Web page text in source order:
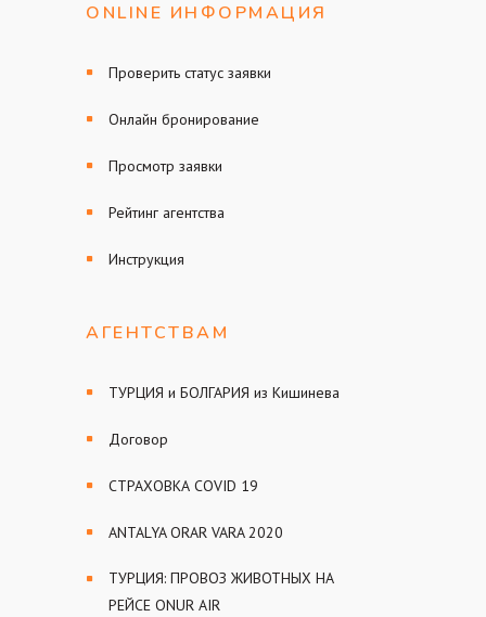
ONLINE ИНФОРМАЦИЯ
Проверить статус заявки
Онлайн бронирование
Просмотр заявки
Рейтинг агентства
Инструкция
АГЕНТСТВАМ
ТУРЦИЯ и БОЛГАРИЯ из Кишинева
Договор
СТРАХОВКА COVID 19
ANTALYA ORAR VARA 2020
ТУРЦИЯ: ПРОВОЗ ЖИВОТНЫХ НА
РЕЙСЕ ONUR AIR